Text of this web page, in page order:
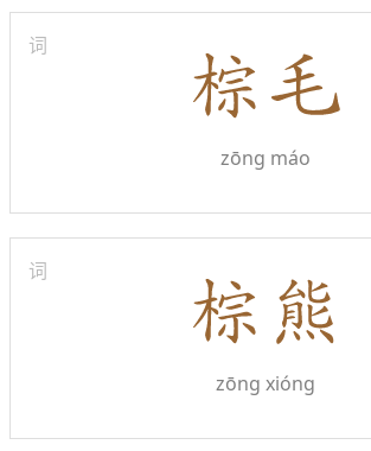
词
zōng máo
词
zōng xióng